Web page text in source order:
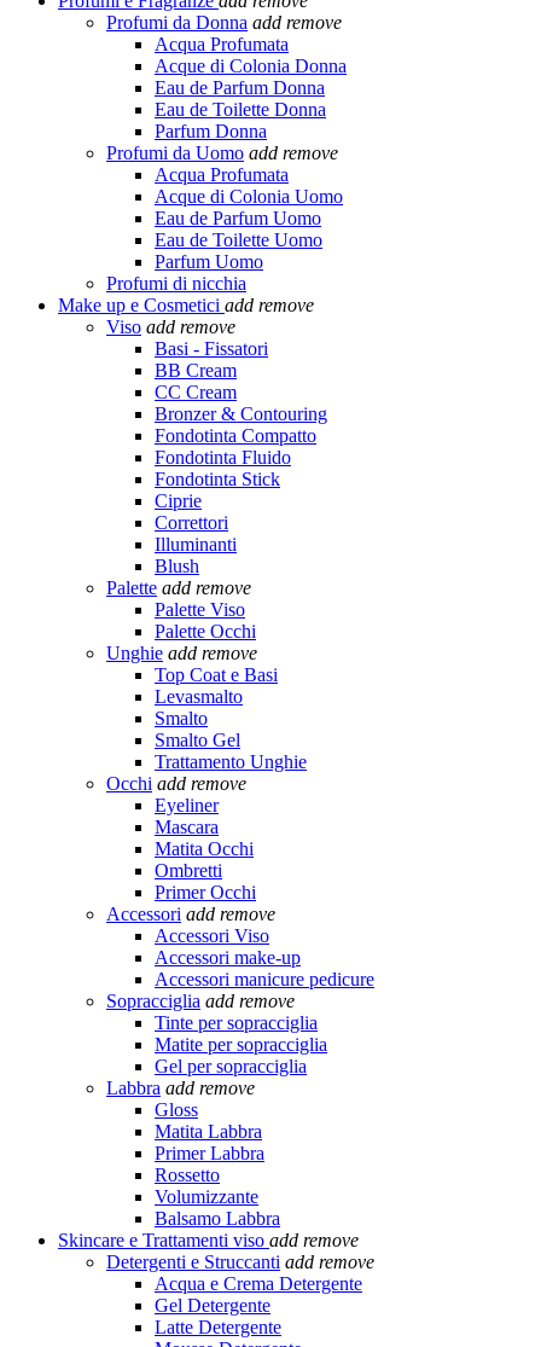
Profumi da Donna add remove
Acqua Profumata
Acque di Colonia Donna
Eau de Parfum Donna
Eau de Toilette Donna
Parfum Donna
Profumi da Uomo add remove
Acqua Profumata
Acque di Colonia Uomo
Eau de Parfum Uomo
Eau de Toilette Uomo
Parfum Uomo
Profumi di nicchia
Make up e Cosmetici add remove
Viso add remove
Basi - Fissatori
BB Cream
CC Cream
Bronzer & Contouring
Fondotinta Compatto
Fondotinta Fluido
Fondotinta Stick
Ciprie
Correttori
Illuminanti
Blush
Palette add remove
Palette Viso
Palette Occhi
Unghie add remove
Top Coat e Basi
Levasmalto
Smalto
Smalto Gel
Trattamento Unghie
Occhi add remove
Eyeliner
Mascara
Matita Occhi
Ombretti
Primer Occhi
Accessori add remove
Accessori Viso
Accessori make-up
Accessori manicure pedicure
Sopracciglia add remove
Tinte per sopracciglia
Matite per sopracciglia
Gel per sopracciglia
Labbra add remove
Gloss
Matita Labbra
Primer Labbra
Rossetto
Volumizzante
Balsamo Labbra
Skincare e Trattamenti viso add remove
Detergenti e Struccanti add remove
Acqua e Crema Detergente
Gel Detergente
Latte Detergente